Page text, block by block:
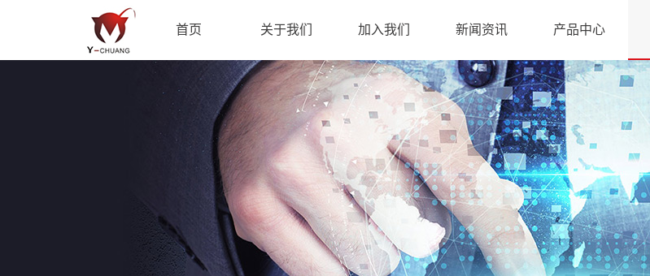
首页 关于我们 加入我们 新闻资讯 产品中心